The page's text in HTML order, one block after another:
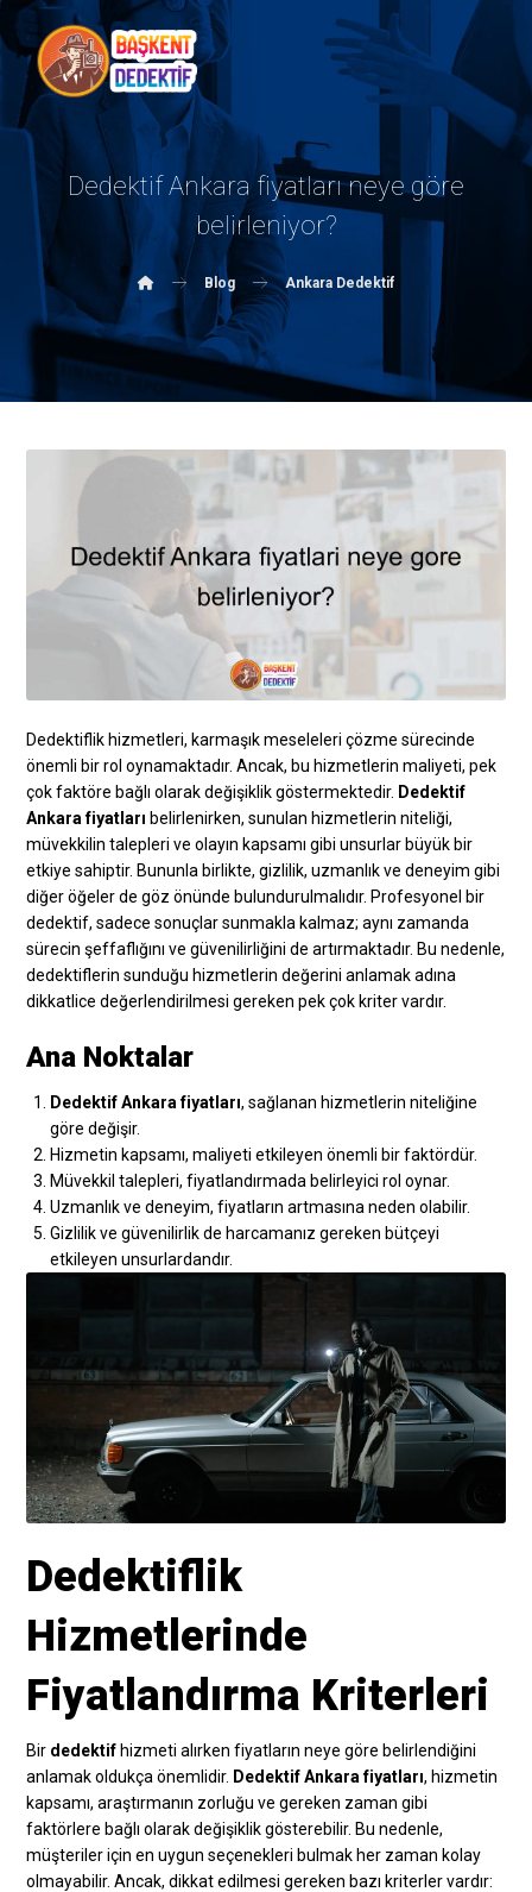
Dedektif Ankara fiyatları neye göre
belirleniyor?
Blog Ankara Dedektif
Dedektiflik hizmetleri, karmaşık meseleleri çözme sürecinde
önemli bir rol oynamaktadır. Ancak, bu hizmetlerin maliyeti, pek
çok faktöre bağlı olarak değişiklik göstermektedir. Dedektif
Ankara fiyatları belirlenirken, sunulan hizmetlerin niteliği,
müvekkilin talepleri ve olayın kapsamı gibi unsurlar büyük bir
etkiye sahiptir. Bununla birlikte, gizlilik, uzmanlık ve deneyim gibi
diğer öğeler de göz önünde bulundurulmalıdır. Profesyonel bir
dedektif, sadece sonuçlar sunmakla kalmaz; aynı zamanda
sürecin şeffaflığını ve güvenilirliğini de artırmaktadır. Bu nedenle,
dedektiflerin sunduğu hizmetlerin değerini anlamak adına
dikkatlice değerlendirilmesi gereken pek çok kriter vardır.
Ana Noktalar
Dedektif Ankara fiyatları, sağlanan hizmetlerin niteliğine
göre değişir.
Hizmetin kapsamı, maliyeti etkileyen önemli bir faktördür.
Müvekkil talepleri, fiyatlandırmada belirleyici rol oynar.
Uzmanlık ve deneyim, fiyatların artmasına neden olabilir.
Gizlilik ve güvenilirlik de harcamanız gereken bütçeyi
etkileyen unsurlardandır.
Dedektiflik
Hizmetlerinde
Fiyatlandırma Kriterleri
Bir dedektif hizmeti alırken fiyatların neye göre belirlendiğini
anlamak oldukça önemlidir. Dedektif Ankara fiyatları, hizmetin
kapsamı, araştırmanın zorluğu ve gereken zaman gibi
faktörlere bağlı olarak değişiklik gösterebilir. Bu nedenle,
müşteriler için en uygun seçenekleri bulmak her zaman kolay
olmayabilir. Ancak, dikkat edilmesi gereken bazı kriterler vardır: